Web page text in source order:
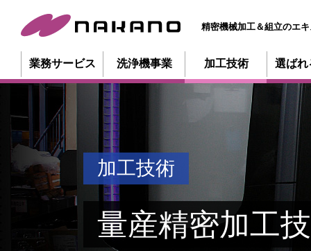
精密機械加工＆組立のエ
業務サービス 洗浄機事業 加工技術 選ばれ
加工技術
量産精密加工